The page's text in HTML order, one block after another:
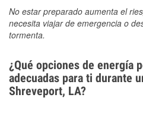
No estar preparado aumenta el
necesita viajar de emergencia o
tormenta.
¿Qué opciones de energía
adecuadas para ti durante
Shreveport, LA?